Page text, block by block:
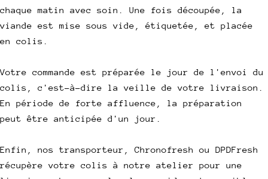
chaque matin avec soin. Une fois découpée, la
viande est mise sous vide, étiquetée, et placée
en colis.
Votre commande est préparée le jour de l'envoi du
colis, c'est-à-dire la veille de votre livraison.
En période de forte affluence, la préparation
peut être anticipée d'un jour.
Enfin, nos transporteur, Chronofresh ou DPDFresh
récupère votre colis à notre atelier pour une